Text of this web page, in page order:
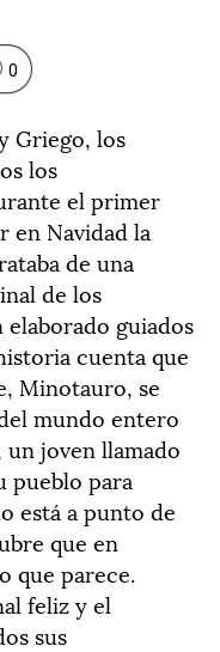
0
Griego, los
los
el primer
en Navidad la
de una
de los
guiados
cuenta que
Minotauro, se
mundo entero
un joven llamado
pueblo para
está a punto de
que en
que parece.
feliz y el
sus